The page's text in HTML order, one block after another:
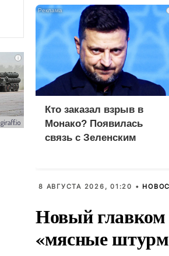
Кто заказал взрыв в
Монако? Появилась
связь с Зеленским
8 АВГУСТА 2026, 01:20 •
Новый
«мясные